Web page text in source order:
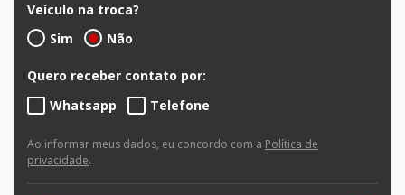
Veículo na troca?
Sim
Não
Quero receber contato por:
Whatsapp
Telefone
Ao informar meus dados, eu concordo com a Política de
privacidade.